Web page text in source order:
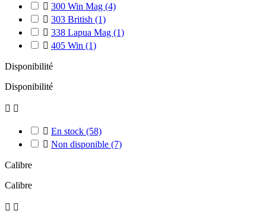
 300 Win Mag (4)
 303 British (1)
 338 Lapua Mag (1)
 405 Win (1)
Disponibilité
Disponibilité
 
 En stock (58)
 Non disponible (7)
Calibre
Calibre
 